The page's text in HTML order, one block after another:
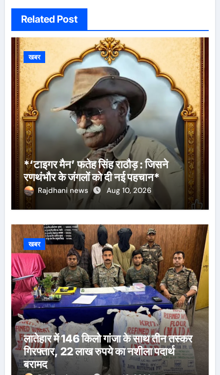
Related Post
खबर
*‘टाइगर मैन’ फतेह सिंह राठौड़ : जिसने
रणथंभौर के जंगलों को दी नई पहचान*
Rajdhani news Aug 10, 2026
खबर
लातेहार में 146 किलो गांजा के साथ तीन तस्कर
गिरफ्तार, 22 लाख रुपये का नशीला पदार्थ
बरामद